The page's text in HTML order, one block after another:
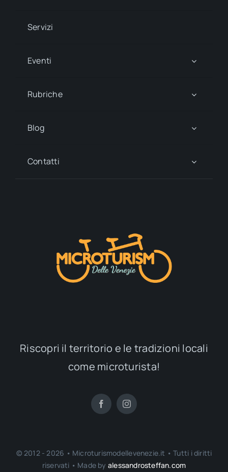
Servizi
Eventi
Rubriche
Blog
Contatti
Riscopri il territorio e le tradizioni locali
come microturista!
© 2012 - 2026 • Microturismodellevenezie.it • Tutti i diritti
riservati • Made by alessandrosteffan.com